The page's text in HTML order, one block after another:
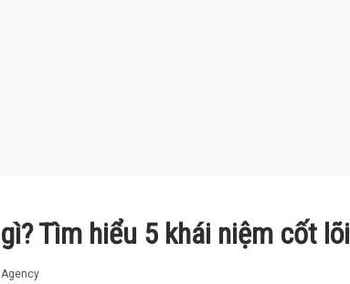
Tìm hiểu 5 khái niệm cốt lõi
Agency